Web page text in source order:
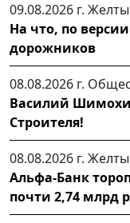
09.08.2026 г.
На что, по
дорожников
08.08.2026 г.
Василий
Строителя!
08.08.2026 г.
Альфа-Банк
почти 2,74 млрд